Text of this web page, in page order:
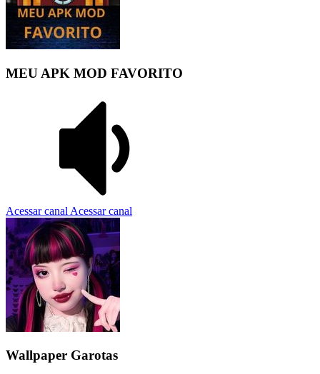
MEU APK MOD FAVORITO
Acessar canal Acessar canal
Wallpaper Garotas